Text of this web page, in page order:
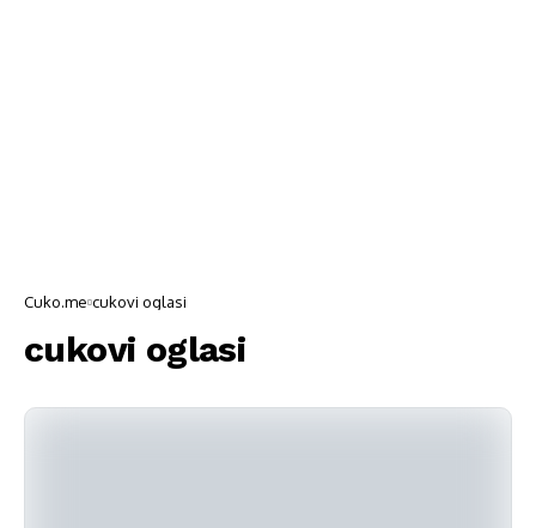
Cuko.me cukovi oglasi
cukovi oglasi